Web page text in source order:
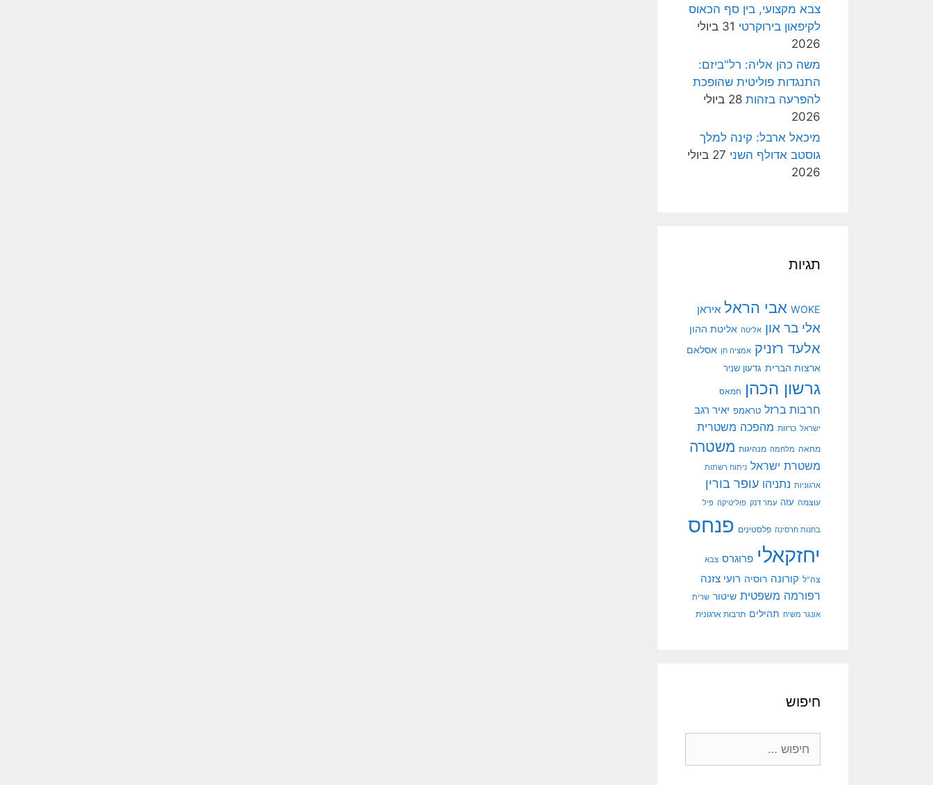
צבא מקצועי, בין סף הכאוס
לקיפאון בירוקרטי
31 ביולי
2026
משה כהן אליה: רל"ביזם:
התנגדות פוליטית שהופכת
להפרעה בזהות
28 ביולי
2026
מיכאל ארבל: קינה למלך
גוסטב אדולף השני
27 ביולי
2026
תגיות
WOKE אבי הראל איראן
אלי בר און אליטה אליטת ההון
אלעד רזניק אמציה חן אסלאם
ארצות הברית גדעון שניר
גרשון הכהן חמאס
חרבות ברזל טראמפ יאיר רגב
ישראל כרזות מהפכה משטרית
מחאה מלחמה מנהיגות משטרה
משטרת ישראל ניתוח רשתות
ארגוניות נתניהו עופר בורין
עוצמה עזה עמר דנק פוליטיקה פיל
בחנות חרסינה פלסטינים פנחס
יחזקאלי פרוגרס צבא
צה"ל קורונה רוסיה רועי צזנה
רפורמה משפטית שיטור שרית
אונגר משיח תהילים תרבות ארגונית
חיפוש